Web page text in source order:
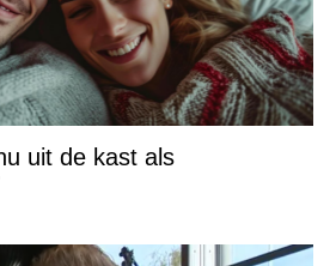
uit de kast als